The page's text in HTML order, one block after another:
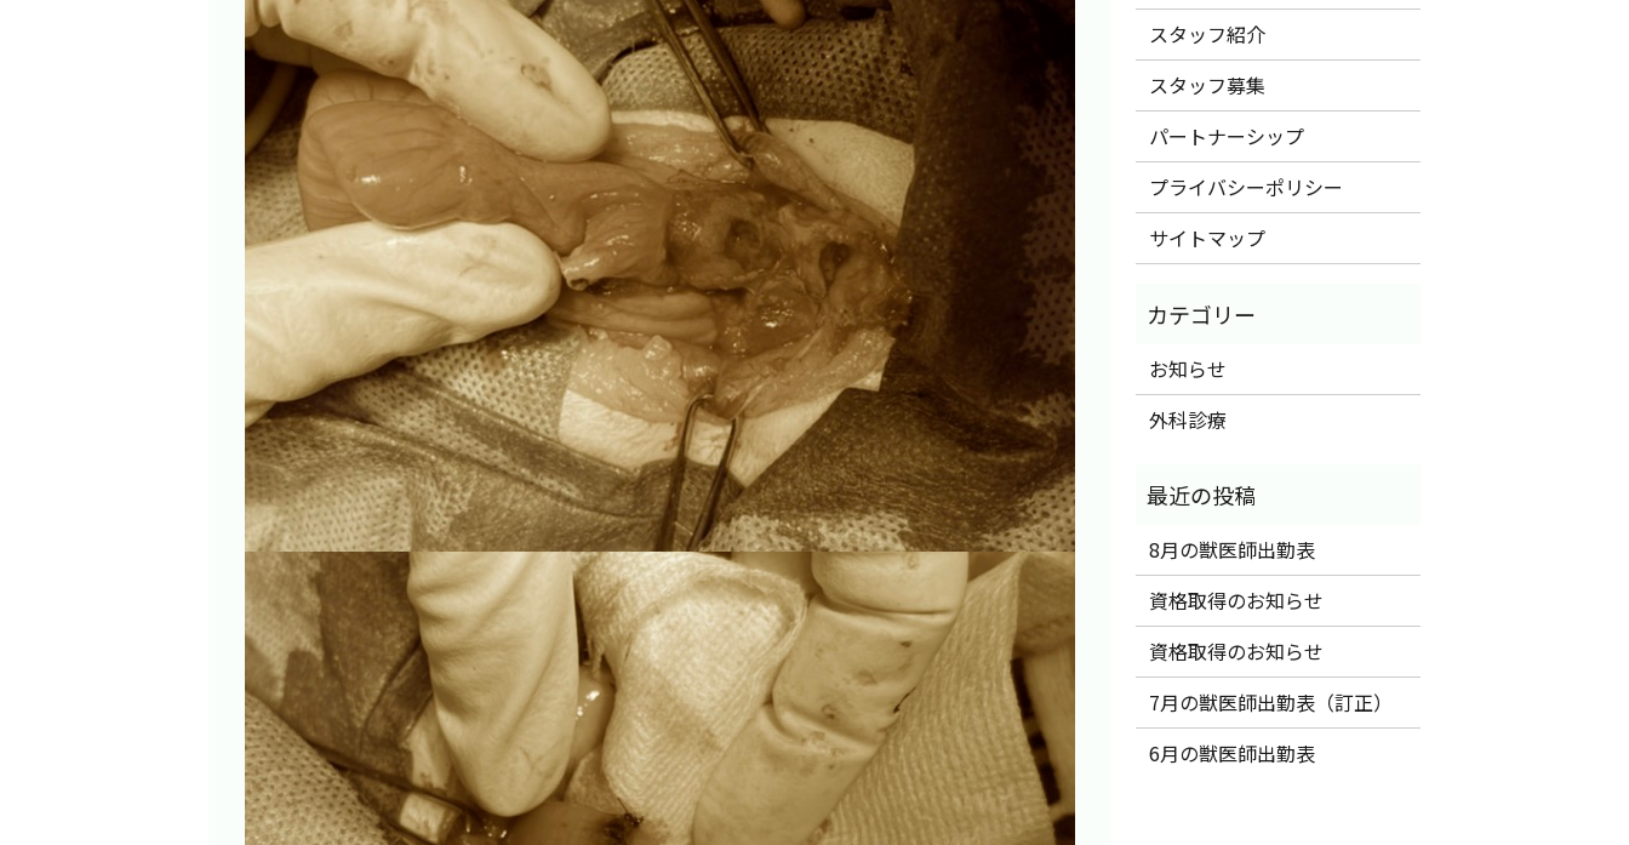
スタッフ紹介
スタッフ募集
パートナーシップ
プライバシーポリシー
サイトマップ
お知らせ
外科診療
8月の獣医師出勤表
資格取得のお知らせ
資格取得のお知らせ
7月の獣医師出勤表（訂正）
6月の獣医師出勤表